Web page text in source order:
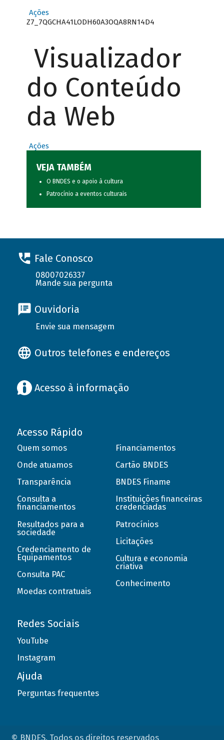
Ações
Z7_7QGCHA41LODH60A3OQA8RN14D4
Visualizador
do Conteúdo
da Web
Ações
VEJA TAMBÉM
O BNDES e o apoio à cultura
Patrocínio a eventos culturais
Fale Conosco
08007026337
Mande sua pergunta
Ouvidoria
Envie sua mensagem
Outros telefones e endereços
Acesso à informação
Acesso Rápido
Quem somos
Onde atuamos
Transparência
Consulta a
financiamentos
Resultados para a
sociedade
Credenciamento de
Equipamentos
Consulta PAC
Moedas contratuais
Financiamentos
Cartão BNDES
BNDES Finame
Instituições financeiras
credenciadas
Patrocínios
Licitações
Cultura e economia
criativa
Conhecimento
Redes Sociais
YouTube
Instagram
Ajuda
Perguntas frequentes
© BNDES. Todos os direitos reservados